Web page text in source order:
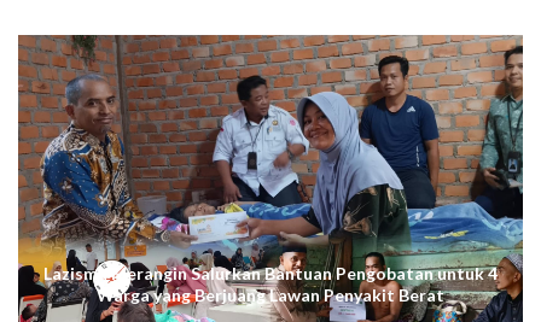
Lazismu Merangin Salurkan Bantuan Pengobatan untuk 4
Warga yang Berjuang Lawan Penyakit Berat